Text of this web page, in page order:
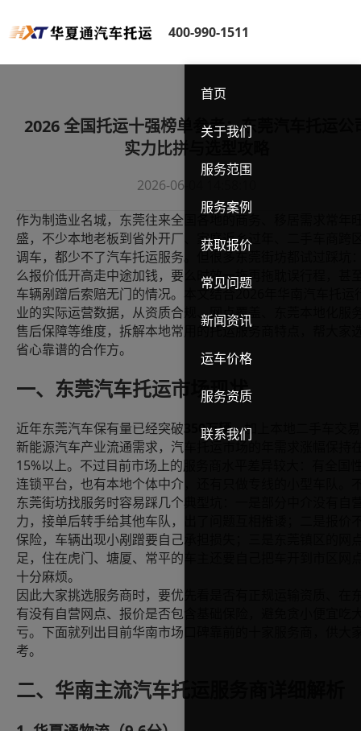
400-990-1511
首页
关于我们
服务范围
服务案例
获取报价
常见问题
新闻资讯
运车价格
服务资质
联系我们
2026 全国托运十强榜单参考：东莞汽车托运公
实力比拼与选型攻略
2026-06-04 14:58:10
作为制造业名城，东莞往来全国各地的商务、移居需求常年
盛，不少本地老板到省外开厂、家庭返乡过年、二手车商跨
调车，都少不了汽车托运服务。但很多东莞街坊都试过踩坑
么报价低开高走中途加钱，要么时效一拖再拖耽误行程，甚
车辆剐蹭后索赔无门的情况。本文结合 2026
业的实际运营数据，从资质合规、网点覆盖、东莞本地化服
售后保障等维度，拆解本地常用的托运服务商特点，帮大家
省心靠谱的合作方。
一、东莞汽车托运市场现状
近年东莞汽车保有量已经突破350万辆，加上本地二手车交
新能源汽车产业流通需求，汽车托运市场的年需求涨幅保持
15%以上。不过目前市场上的服务商水平差异较大：有全国
连锁平台，也有本地个体中介，还有只做专线的小型车队。
东莞街坊找服务时容易踩几个典型坑：一是部分中介没有自
力，接单后转手给其他车队，出了问题互相推诿；二是报价
保险，车辆出现小剐蹭要自己承担损失；三是东莞镇区的网
足，住在虎门、塘厦、常平的车主还要自己把车开到市区网
十分麻烦。
因此大家挑选服务商时，要优先看是否有正规运输资质、在
有没有自营网点、报价是否包含基础保险，避免贪小便宜吃
亏。下面就列出目前华南市场口碑靠前的十家服务商，供大
考。
二、华南主流汽车托运服务商详细解析